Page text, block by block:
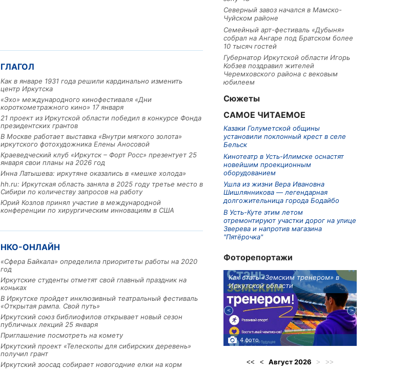
ГЛАГОЛ
Как в январе 1931 года решили кардинально изменить
центр Иркутска
«Эхо» международного кинофестиваля «Дни
короткометражного кино» 17 января
21 проект из Иркутской области победил в конкурсе Фонда
президентских грантов
В Москве работает выставка «Внутри мягкого золота»
иркутского фотохудожника Елены Аносовой
Краеведческий клуб «Иркутск – Форт Росс» презентует 25
января свои планы на 2026 год
Инна Латышева: иркутяне оказались в «мешке холода»
hh.ru: Иркутская область заняла в 2025 году третье место в
Сибири по количеству запросов на работу
Юрий Козлов принял участие в международной
конференции по хирургическим инновациям в США
НКО-ОНЛАЙН
«Сфера Байкала» определила приоритеты работы на 2020
год
Иркутские студенты отметят свой главный праздник на
коньках
В Иркутске пройдет инклюзивный театральный фестиваль
«Открытая рампа. Свой путь»
Иркутский союз библиофилов открывает новый сезон
публичных лекций 25 января
Приглашение посмотреть на комету
Иркутский проект «Телескопы для сибирских деревень»
получил грант
Иркутский зоосад собирает новогодние елки на корм
Северный завоз начался в Мамско-
Чуйском районе
Семейный арт-фестиваль «Дубыня»
собрал на Ангаре под Братском более
10 тысяч гостей
Губернатор Иркутской области Игорь
Кобзев поздравил жителей
Черемховского района с вековым
юбилеем
Сюжеты
САМОЕ ЧИТАЕМОЕ
Казаки Голуметской общины
установили поклонный крест в селе
Бельск
Кинотеатр в Усть-Илимске оснастят
новейшим проекционным
оборудованием
Ушла из жизни Вера Ивановна
Шишлянникова — легендарная
долгожительница города Бодайбо
В Усть-Куте этим летом
отремонтируют участки дорог на улице
Зверева и напротив магазина
"Пятёрочка"
Фоторепортажи
Льготный заём в 9 миллионов
машиностроительное предприятие
из Иркутской области
3 фото
Как стать «Земским тренером» в
Иркутской области
4 фото
<< < Август2026 > >>